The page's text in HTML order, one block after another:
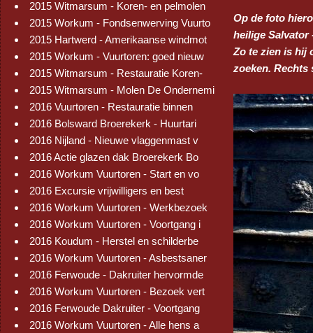
2015 Witmarsum - Koren- en pelmolen
2015 Workum - Fondsenwerving Vuurto
2015 Hartwerd - Amerikaanse windmot
2015 Workum - Vuurtoren: goed nieuw
2015 Witmarsum - Restauratie Koren-
2015 Witmarsum - Molen De Ondernemi
2016 Vuurtoren - Restauratie binnen
2016 Bolsward Broerekerk - Huurtari
2016 Nijland - Nieuwe vlaggenmast v
2016 Actie glazen dak Broerekerk Bo
2016 Workum Vuurtoren - Start en vo
2016 Excursie vrijwilligers en best
2016 Workum Vuurtoren - Werkbezoek
2016 Workum Vuurtoren - Voortgang i
2016 Koudum - Herstel en schilderbe
2016 Workum Vuurtoren - Asbestsaner
2016 Ferwoude - Dakruiter hervormde
2016 Workum Vuurtoren - Bezoek vert
2016 Ferwoude Dakruiter - Voortgang
2016 Workum Vuurtoren - Alle hens a
Op de foto
heilige Salvator
Zo te zien is hij
zoeken. Rechts